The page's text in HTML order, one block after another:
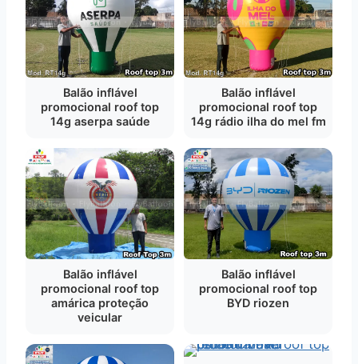
Balão inflável
promocional roof top
14g aserpa saúde
Balão inflável
promocional roof top
14g rádio ilha do mel fm
Balão inflável
promocional roof top
amárica proteção
veicular
Balão inflável
promocional roof top
BYD riozen